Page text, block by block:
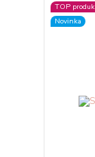
TOP
Novinka